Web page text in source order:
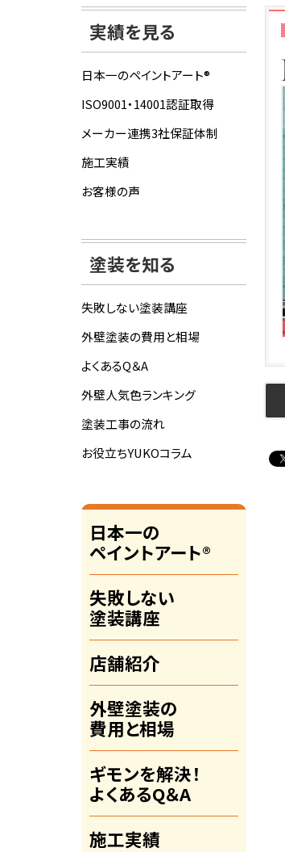
実績を見る
日本一のペイントアート®
ISO9001・14001認証取得
メーカー連携3社保証体制
施工実績
お客様の声
塗装を知る
失敗しない塗装講座
外壁塗装の費用と相場
よくあるQ＆A
外壁人気色ランキング
塗装工事の流れ
お役立ちYUKOコラム
日本一の
ペイントアート®
失敗しない
塗装講座
店舗紹介
外壁塗装の
費用と相場
ギモンを解決！
よくあるQ＆A
施工実績